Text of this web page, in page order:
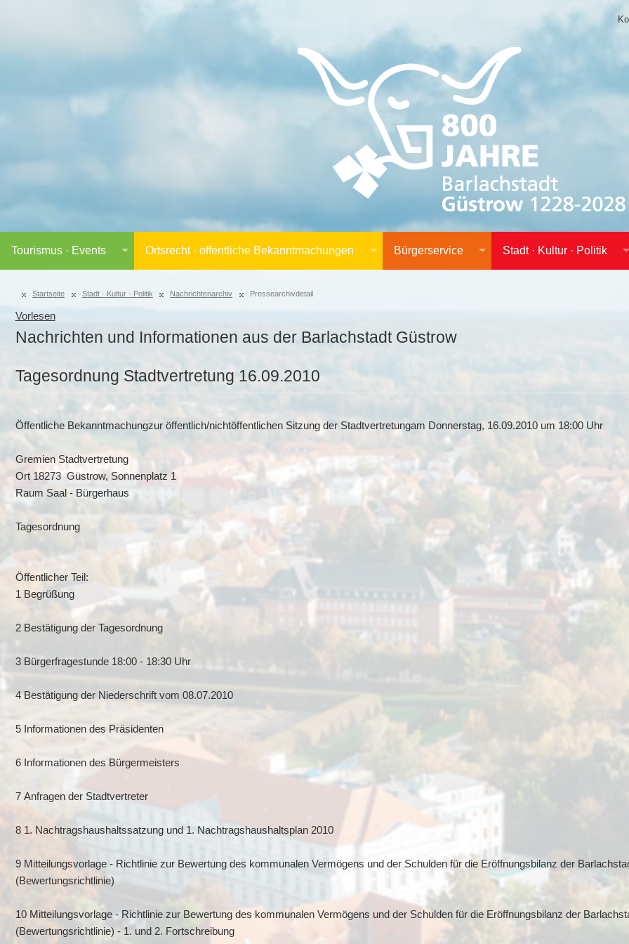
Tourismus · Events Ortsrecht · öffentliche Bekanntmachungen Bürgerservice Stadt · Kultur · Politik
Startseite Stadt · Kultur · Politik Nachrichtenarchiv Pressearchivdetail
Vorlesen
Nachrichten und Informationen aus der Barlachstadt Güstrow
Tagesordnung Stadtvertretung 16.09.2010
Öffentliche Bekanntmachungzur öffentlich/nichtöffentlichen Sitzung der Stadtvertretungam Donnerstag, 16.09.2010 um 18:00 Uhr
Gremien Stadtvertretung
Ort 18273 Güstrow, Sonnenplatz 1
Raum Saal - Bürgerhaus
Tagesordnung
Öffentlicher Teil:
1 Begrüßung
2 Bestätigung der Tagesordnung
3 Bürgerfragestunde 18:00 - 18:30 Uhr
4 Bestätigung der Niederschrift vom 08.07.2010
5 Informationen des Präsidenten
6 Informationen des Bürgermeisters
7 Anfragen der Stadtvertreter
8 1. Nachtragshaushaltssatzung und 1. Nachtragshaushaltsplan 2010
9 Mitteilungsvorlage - Richtlinie zur Bewertung des kommunalen Vermögens und der Schulden für die Eröffnungsbilanz der
(Bewertungsrichtlinie)
10 Mitteilungsvorlage - Richtlinie zur Bewertung des kommunalen Vermögens und der Schulden für die Eröffnungsbilanz der
(Bewertungsrichtlinie) - 1. und 2. Fortschreibung